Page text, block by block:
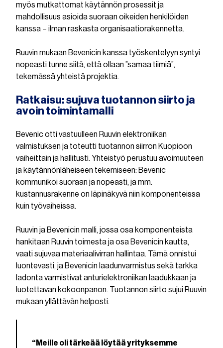
myös mutkattomat käytännön prosessit ja
mahdollisuus asioida suoraan oikeiden henkilöiden
kanssa – ilman raskasta organisaatiorakennetta.
Ruuvin mukaan Bevenicin kanssa työskentelyyn syntyi
nopeasti tunne siitä, että ollaan ”samaa tiimiä”,
tekemässä yhteistä projektia.
Ratkaisu: sujuva tuotannon siirto ja
avoin toimintamalli
Bevenic otti vastuulleen Ruuvin elektroniikan
valmistuksen ja toteutti tuotannon siirron Kuopioon
vaiheittain ja hallitusti. Yhteistyö perustuu avoimuuteen
ja käytännönläheiseen tekemiseen: Bevenic
kommunikoi suoraan ja nopeasti, ja mm.
kustannusrakenne on läpinäkyvä niin komponenteissa
kuin työvaiheissa.
Ruuvin ja Bevenicin malli, jossa osa komponenteista
hankitaan Ruuvin toimesta ja osa Bevenicin kautta,
vaati sujuvaa materiaalivirran hallintaa. Tämä onnistui
luontevasti, ja Bevenicin laadunvarmistus sekä tarkka
ladonta varmistivat anturielektroniikan laadukkaan ja
luotettavan kokoonpanon. Tuotannon siirto sujui Ruuvin
mukaan yllättävän helposti.
“Meille oli tärkeää löytää yrityksemme